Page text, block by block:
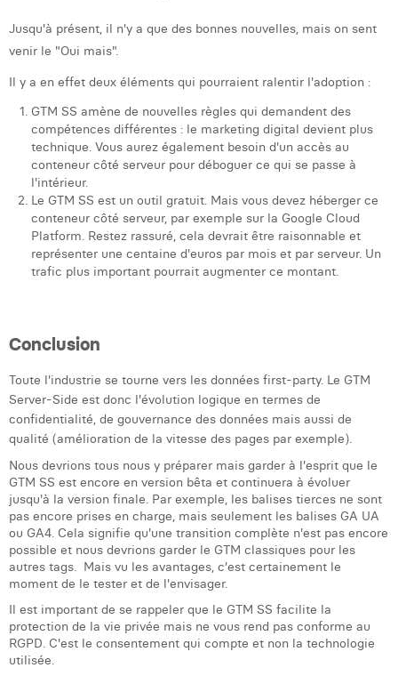
Jusqu'à présent, il n'y a que des bonnes nouvelles, mais on sent
venir le "Oui mais".
Il y a en effet deux éléments qui pourraient ralentir l'adoption :
GTM SS amène de nouvelles règles qui demandent des
compétences différentes : le marketing digital devient plus
technique. Vous aurez également besoin d'un accès au
conteneur côté serveur pour déboguer ce qui se passe à
l'intérieur.
Le GTM SS est un outil gratuit. Mais vous devez héberger ce
conteneur côté serveur, par exemple sur la Google Cloud
Platform. Restez rassuré, cela devrait être raisonnable et
représenter une centaine d'euros par mois et par serveur. Un
trafic plus important pourrait augmenter ce montant.
Conclusion
Toute l'industrie se tourne vers les données first-party. Le GTM
Server-Side est donc l'évolution logique en termes de
confidentialité, de gouvernance des données mais aussi de
qualité (amélioration de la vitesse des pages par exemple).
Nous devrions tous nous y préparer mais garder à l'esprit que le
GTM SS est encore en version bêta et continuera à évoluer
jusqu'à la version finale. Par exemple, les balises tierces ne sont
pas encore prises en charge, mais seulement les balises GA UA
ou GA4. Cela signifie qu'une transition complète n'est pas encore
possible et nous devrions garder le GTM classiques pour les
autres tags. Mais vu les avantages, c'est certainement le
moment de le tester et de l'envisager.
Il est important de se rappeler que le GTM SS facilite la
protection de la vie privée mais ne vous rend pas conforme au
RGPD. C'est le consentement qui compte et non la technologie
utilisée.